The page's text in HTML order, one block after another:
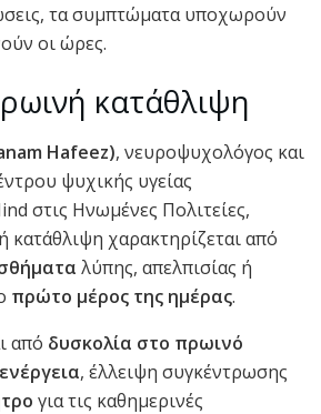
τα συμπτώματα υποχωρούν
οι ώρες.
κατάθλιψη
Hafeez), νευροψυχολόγος και
ψυχικής υγείας
στις Ηνωμένες Πολιτείες,
κατάθλιψη χαρακτηρίζεται από
λύπης, απελπισίας ή
πρώτο μέρος της ημέρας.
από δυσκολία στο πρωινό
, έλλειψη συγκέντρωσης
για τις καθημερινές